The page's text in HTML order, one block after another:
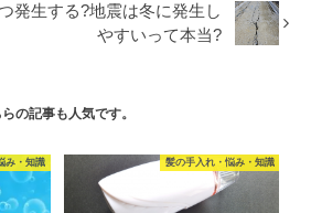
発生する?地震は冬に発生し
やすいって本当?
の記事も人気です。
み・知識 髪の手入れ・悩み・知識